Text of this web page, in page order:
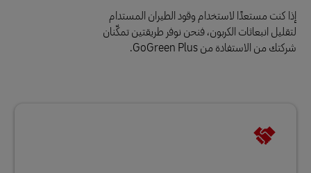
إذا كنت مستعدًا لاستخدام وقود الطيران المستدام
لتقليل انبعاثات الكربون، فنحن نوفر طريقتين تمكّنان
شركتك من الاستفادة من GoGreen Plus.